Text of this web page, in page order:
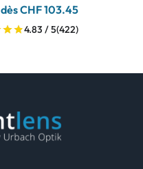
dès CHF 103.45
4.83 / 5(422)